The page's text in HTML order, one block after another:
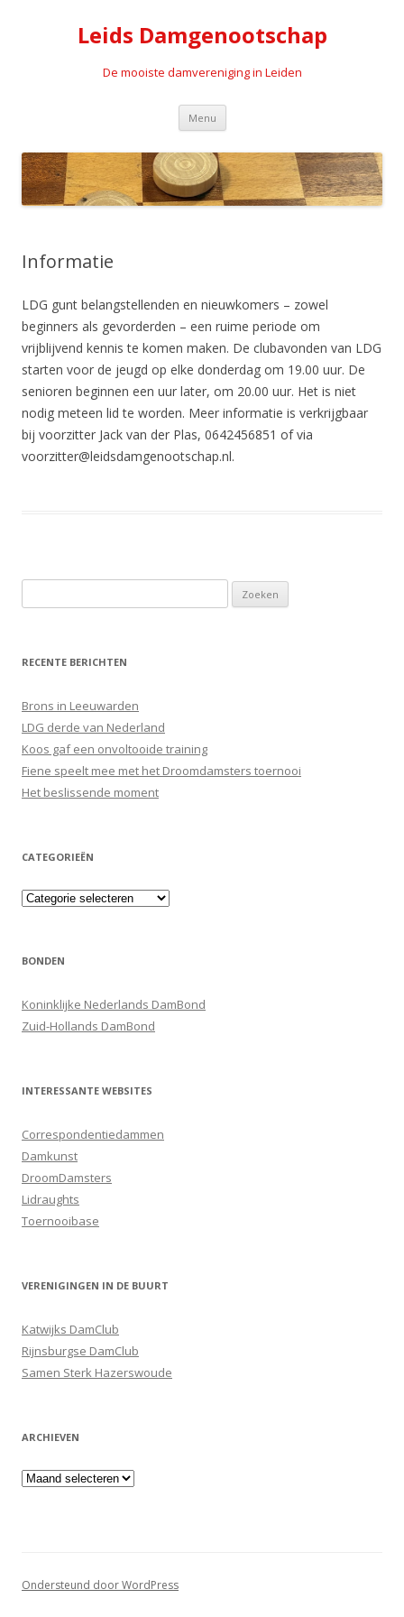
Leids Damgenootschap
De mooiste damvereniging in Leiden
Menu Spring naar de inhoud
Informatie
LDG gunt belangstellenden en nieuwkomers – zowel
beginners als gevorderden – een ruime periode om
vrijblijvend kennis te komen maken. De clubavonden van LDG
starten voor de jeugd op elke donderdag om 19.00 uur. De
senioren beginnen een uur later, om 20.00 uur. Het is niet
nodig meteen lid te worden. Meer informatie is verkrijgbaar
bij voorzitter Jack van der Plas, 0642456851 of via
voorzitter@leidsdamgenootschap.nl.
naar:
RECENTE BERICHTEN
Brons in Leeuwarden
LDG derde van Nederland
Koos gaf een onvoltooide training
Fiene speelt mee met het Droomdamsters toernooi
Het beslissende moment
CATEGORIEËN
Categorieën
BONDEN
Koninklijke Nederlands DamBond
Zuid-Hollands DamBond
INTERESSANTE WEBSITES
Correspondentiedammen
Damkunst
DroomDamsters
Lidraughts
Toernooibase
VERENIGINGEN IN DE BUURT
Katwijks DamClub
Rijnsburgse DamClub
Samen Sterk Hazerswoude
ARCHIEVEN
Archieven
Ondersteund door WordPress